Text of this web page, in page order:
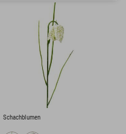
Schachblumen